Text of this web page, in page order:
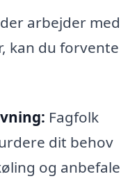
arbejder med
kan du forvente
Fagfolk
dit behov
og anbefale